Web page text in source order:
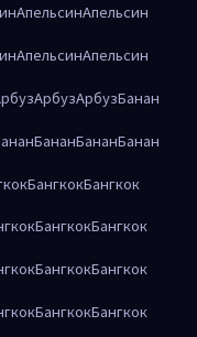
АпельсинАпельсин
АпельсинАпельсин
АрбузАрбузБанан
БананБананБанан
БангкокБангкок
БангкокБангкок
БангкокБангкок
БангкокБангкок